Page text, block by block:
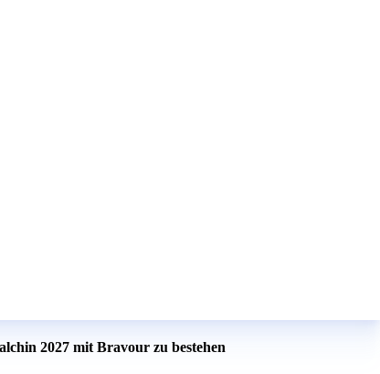
2027 mit Bravour zu bestehen